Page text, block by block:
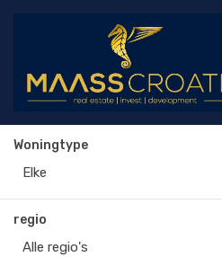
Woningtype
Elke
regio
Alle regio's